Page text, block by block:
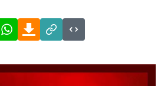
FacebookWhatsAppDownload
Link
Code